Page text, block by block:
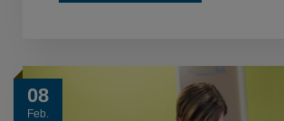
08
Feb.